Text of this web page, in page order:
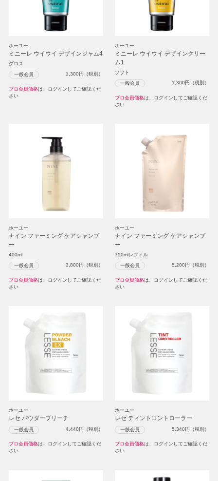
ホーユー
ミニーレ ウイウイ デザインジャム4
グロス
一般会員 1,300円（税別）
プロ会員価格は、ログインしてご確認くだ
さい
ホーユー
ミニーレ ウイウイ デザインクリー
ム1
ソフト
一般会員 1,300円（税別）
プロ会員価格は、ログインしてご確認くだ
さい
ホーユー
ナイン ファーミング ケアシャンプ
ー
400ml
一般会員 3,800円（税別）
プロ会員価格は、ログインしてご確認くだ
さい
ホーユー
ナイン ファーミング ケアシャンプ
ー
750mlレフィル
一般会員 5,200円（税別）
プロ会員価格は、ログインしてご確認くだ
さい
ホーユー
レセ パウダーブリーチ
一般会員 4,440円（税別）
プロ会員価格は、ログインしてご確認くだ
さい
ホーユー
レセ ティントコントローラー
一般会員 5,340円（税別）
プロ会員価格は、ログインしてご確認くだ
さい